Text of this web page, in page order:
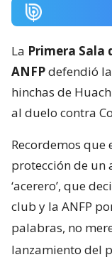
La Primera Sala
ANFPdefendió
hinchas de
al duelo contra
Recordemos que
protección de un
‘acerero’, que
club y la ANFP
palabras, no
lanzamiento del